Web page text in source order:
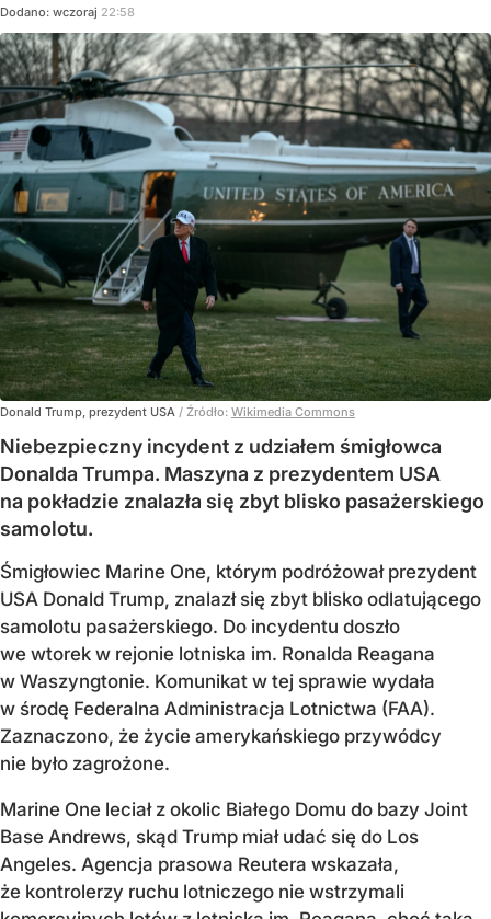
Dodano: wczoraj 22:58
Donald Trump, prezydent USA / Źródło: Wikimedia Commons
Niebezpieczny incydent z udziałem śmigłowca
Donalda Trumpa. Maszyna z prezydentem USA
na pokładzie znalazła się zbyt blisko pasażerskiego
samolotu.
Śmigłowiec Marine One, którym podróżował prezydent
USA Donald Trump, znalazł się zbyt blisko odlatującego
samolotu pasażerskiego. Do incydentu doszło
we wtorek w rejonie lotniska im. Ronalda Reagana
w Waszyngtonie. Komunikat w tej sprawie wydała
w środę Federalna Administracja Lotnictwa (FAA).
Zaznaczono, że życie amerykańskiego przywódcy
nie było zagrożone.
Marine One leciał z okolic Białego Domu do bazy Joint
Base Andrews, skąd Trump miał udać się do Los
Angeles. Agencja prasowa Reutera wskazała,
że kontrolerzy ruchu lotniczego nie wstrzymali